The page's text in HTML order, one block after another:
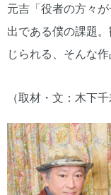
元吉「役者の方々
出である僕の課題
じられる、そんな
（取材・文：木下